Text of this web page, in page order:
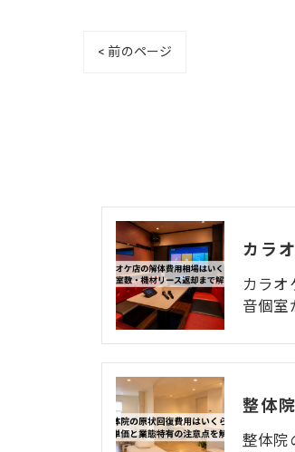
< 前のページ
カラオ
音個室
整体院